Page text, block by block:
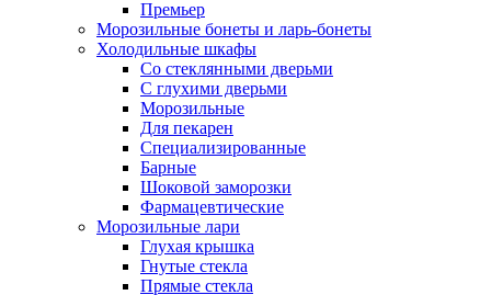
Премьер
Морозильные бонеты и ларь-бонеты
Холодильные шкафы
Со стеклянными дверьми
С глухими дверьми
Морозильные
Для пекарен
Специализированные
Барные
Шоковой заморозки
Фармацевтические
Морозильные лари
Глухая крышка
Гнутые стекла
Прямые стекла